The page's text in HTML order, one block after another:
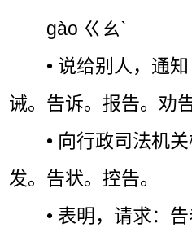
gào ㄍㄠˋ
• 说给别人，通
诫。告诉。报告。劝
• 向行政司法机
发。告状。控告。
• 表明，请求：